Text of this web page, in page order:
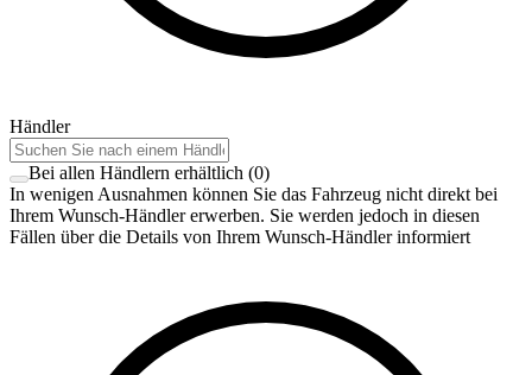
Händler
Bei allen Händlern erhältlich (0)
In wenigen Ausnahmen können Sie das Fahrzeug nicht direkt bei
Ihrem Wunsch-Händler erwerben. Sie werden jedoch in diesen
Fällen über die Details von Ihrem Wunsch-Händler informiert